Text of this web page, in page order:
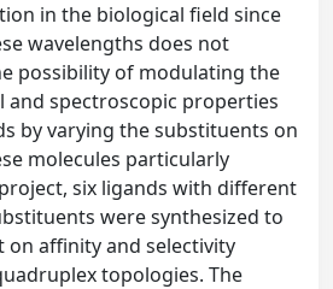
in the biological field since
wavelengths does not
possibility of modulating the
and spectroscopic properties
by varying the substituents on
molecules particularly
six ligands with different
were synthesized to
on affinity and selectivity
topologies. The